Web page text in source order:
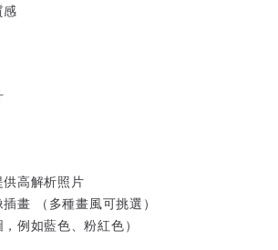
高解析照片
畫 （多種畫風可挑選）
例如藍色、粉紅色）